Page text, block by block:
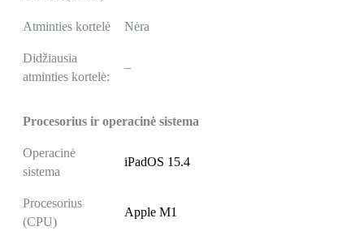
Atminties kortelė Nėra
Didžiausia
atminties kortelė:
–
Procesorius ir operacinė sistema
Operacinė
sistema
iPadOS 15.4
Procesorius
(CPU)
Apple M1